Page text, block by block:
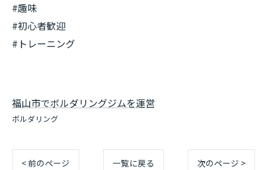
#趣味
#初心者歓迎
#トレーニング
福山市でボルダリングジムを運営
ボルダリング
< 前のページ 一覧に戻る 次のページ >